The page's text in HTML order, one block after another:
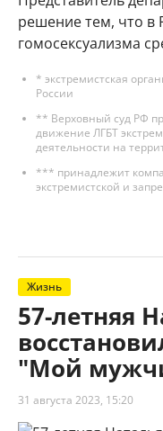
решение тем, что в
гомосексуализма
* экстремистская
России
** Верховный суд РФ
движение ЛГБТ
деятельности на
*** принадлежит
экстремистской и
Жизнь
57-летняя
"Мой
31 августа 2023, 15:20